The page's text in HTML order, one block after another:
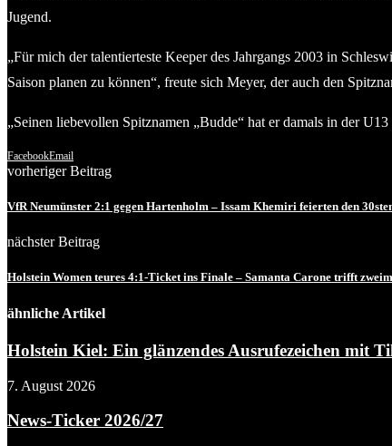
Jugend.
„Für mich der talentierteste Keeper des Jahrgangs 2003 in
Saison planen zu können“, freute sich Meyer, der auch den
„Seinen liebevollen Spitznamen „Budde“ hat er damals in der
FacebookEmail
vorheriger Beitrag
VfR Neumünster 2:1 gegen Hartenholm – Issam Khemiri feierten den
nächster Beitrag
Holstein Women teures 4:1-Ticket ins Finale – Samanta Carone trifft
ähnliche Artikel
Holstein Kiel: Ein glänzendes Ausrufezeichen mit
7. August 2026
News-Ticker 2026/27